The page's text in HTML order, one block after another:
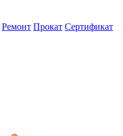
Ремонт Прокат Сертификат